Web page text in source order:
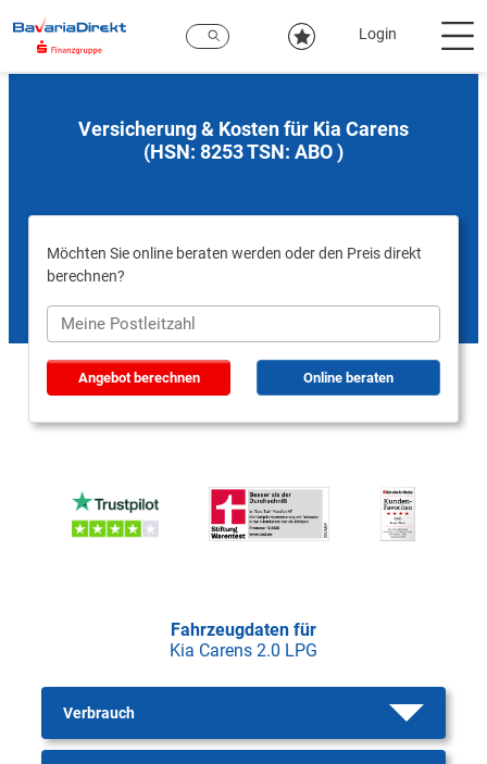
Hauptinhalt
Login
Versicherung & Kosten für Kia Carens
(HSN: 8253 TSN: ABO )
Möchten Sie online beraten werden oder den Preis direkt
berechnen?
Angebot berechnen Online beraten
Fahrzeugdaten für
Kia Carens 2.0 LPG
Verbrauch